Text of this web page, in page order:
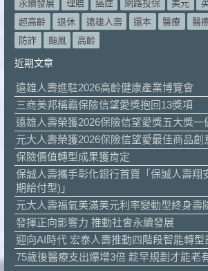
永續發展
理賠 癌症 網路投保 美元
超高齡
退休 遠雄人壽 還本 醫療 醫
防詐
颱風 高齡
近期文章
遠雄人壽進駐2026高齡健康產業博覽會
三商美邦稱霸保險信望愛獎抱回13獎項
遠雄人壽榮獲2026保險信望愛獎五大獎一
元大人壽榮獲2026保險信望愛最佳商品創
保險價值轉型成果獲肯定
保誠人壽攜手彰化銀行首賣「保誠人壽翔
期給付型)」
元大人壽福氣美滿美元利率變動型終身壽
發揮正向影響力 推動社會永續發展
迎向AI時代 宏泰人壽推動四階段智能轉型
75歲後醫療支出爆增3倍 趁早規劃才能老